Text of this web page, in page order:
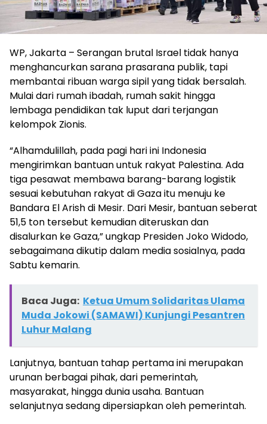
WP, Jakarta – Serangan brutal Israel tidak hanya
menghancurkan sarana prasarana publik, tapi
membantai ribuan warga sipil yang tidak bersalah.
Mulai dari rumah ibadah, rumah sakit hingga
lembaga pendidikan tak luput dari terjangan
kelompok Zionis.
“Alhamdulillah, pada pagi hari ini Indonesia
mengirimkan bantuan untuk rakyat Palestina. Ada
tiga pesawat membawa barang-barang logistik
sesuai kebutuhan rakyat di Gaza itu menuju ke
Bandara El Arish di Mesir. Dari Mesir, bantuan seberat
51,5 ton tersebut kemudian diteruskan dan
disalurkan ke Gaza,” ungkap Presiden Joko Widodo,
sebagaimana dikutip dalam media sosialnya, pada
Sabtu kemarin.
Baca Juga: Ketua Umum Solidaritas Ulama
Muda Jokowi (SAMAWI) Kunjungi Pesantren
Luhur Malang
Lanjutnya, bantuan tahap pertama ini merupakan
urunan berbagai pihak, dari pemerintah,
masyarakat, hingga dunia usaha. Bantuan
selanjutnya sedang dipersiapkan oleh pemerintah.